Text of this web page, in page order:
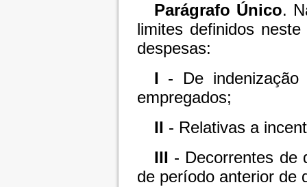
Parágrafo Único.
limites definidos
despesas:
I - De
empregados;
II - Relativas a
III - Decorrentes de
de período anterior de